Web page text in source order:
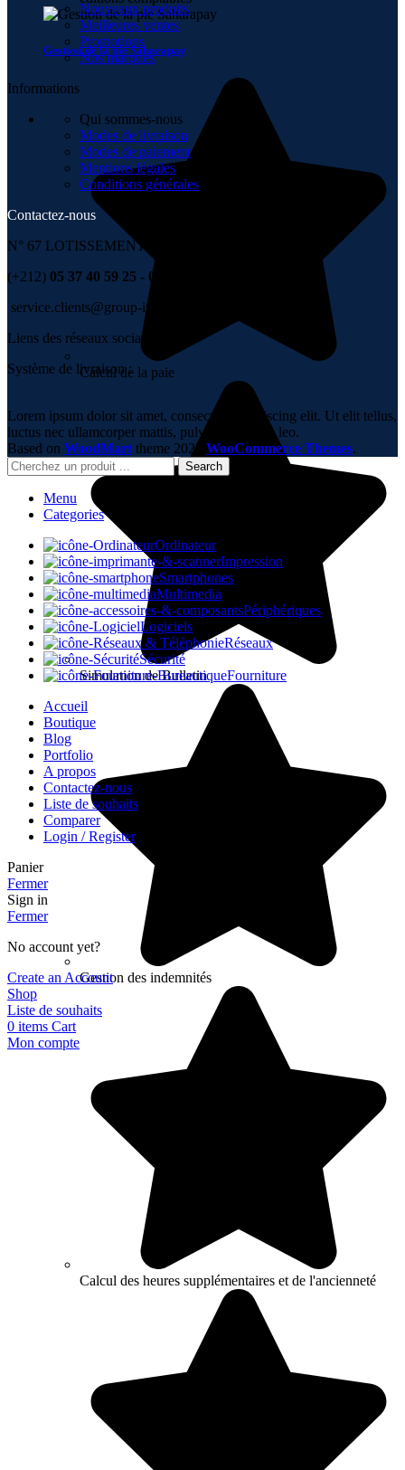
Gestion de la pie Saharapay
Calcul de la paie
Simulation de Bulletin
Gestion des indemnités
Calcul des heures supplémentaires et de l'ancienneté
Nouveaux produits
Meilleures ventes
Promotions
Nos marques
Informations
Qui sommes-nous
Modes de livraison
Modes de paiement
Mentions légales
Conditions générales
Contactez-nous
N° 67 LOTISSEMENT 6 NOVEMBRE , TÉMARA
(+212) 05 37 40 59 25 - 06 67 99 00 36
service.clients@group-it.ma
Liens des réseaux sociaux :
Système de livraison :
Lorem ipsum dolor sit amet, consectetur adipiscing elit. Ut elit tellus,
luctus nec ullamcorper mattis, pulvinar dapibus leo.
Based on WoodMart theme 2023 WooCommerce Themes.
Search
Menu
Categories
Ordinateur
Impression
Smartphones
Multimedia
Périphériques
Logiciels
Réseaux
Sécurité
Fourniture
Accueil
Boutique
Blog
Portfolio
A propos
Contactez-nous
Liste de souhaits
Comparer
Login / Register
Panier
Fermer
Sign in
Fermer
No account yet?
Create an Account
Shop
Liste de souhaits
0 items Cart
Mon compte